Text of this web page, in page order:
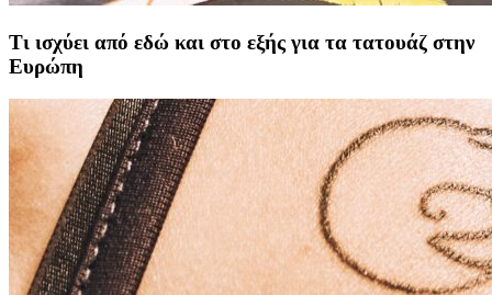
Τι ισχύει από εδώ και στο εξής για τα τατουάζ στην
Ευρώπη